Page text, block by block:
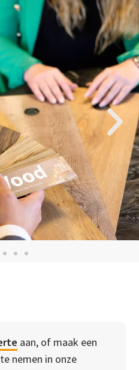
aan, of maak een
nemen in onze